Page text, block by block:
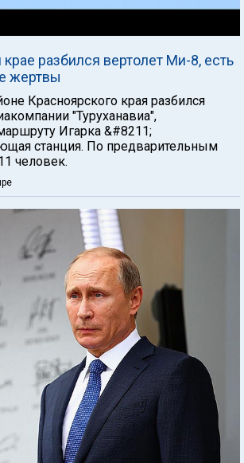
разбился вертолет Ми-8, есть
жертвы
Красноярского края разбился
"Туруханавиа",
Игарка &#8211;
станция. По предварительным
человек.